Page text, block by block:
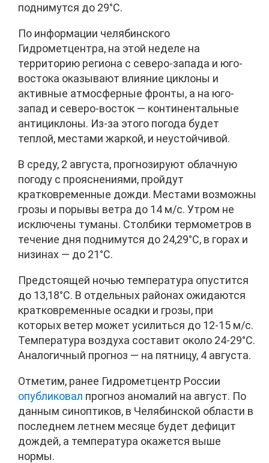
поднимутся до 29°C.
По информации челябинского
Гидрометцентра, на этой неделе на
территорию региона с северо-запада и юго-
востока оказывают влияние циклоны и
активные атмосферные фронты, а на юго-
запад и северо-восток — континентальные
антициклоны. Из-за этого погода будет
теплой, местами жаркой, и неустойчивой.
В среду, 2 августа, прогнозируют облачную
погоду с прояснениями, пройдут
кратковременные дожди. Местами возможны
грозы и порывы ветра до 14 м/с. Утром не
исключены туманы. Столбики термометров в
течение дня поднимутся до 24,29°C, в горах и
низинах — до 21°C.
Предстоящей ночью температура опустится
до 13,18°C. В отдельных районах ожидаются
кратковременные осадки и грозы, при
которых ветер может усилиться до 12-15 м/с.
Температура воздуха составит около 24-29°C.
Аналогичный прогноз — на пятницу, 4 августа.
Отметим, ранее Гидрометцентр России
опубликовал прогноз аномалий на август. По
данным синоптиков, в Челябинской области в
последнем летнем месяце будет дефицит
дождей, а температура окажется выше
нормы.